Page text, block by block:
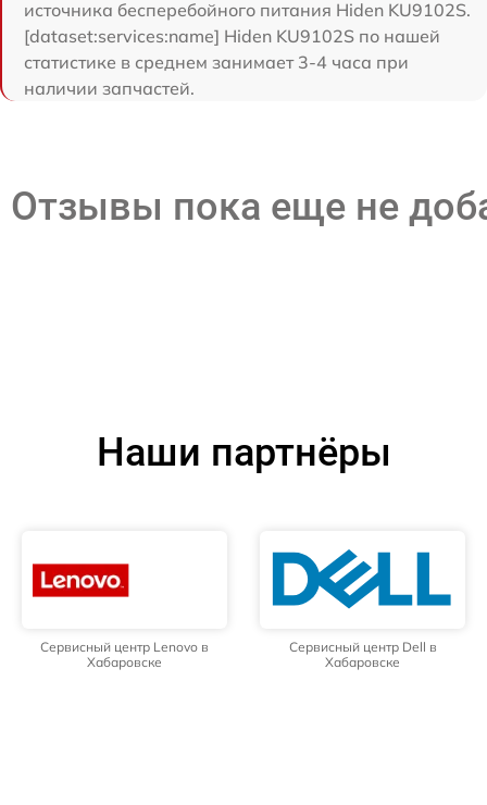
источника бесперебойного питания Hiden KU9102S.
[dataset:services:name] Hiden KU9102S по нашей
статистике в среднем занимает 3-4 часа при
наличии запчастей.
Отзывы пока еще не
Наши партнёры
Сервисный центр Lenovo в
Хабаровске
Сервисный центр Dell в
Хабаровске